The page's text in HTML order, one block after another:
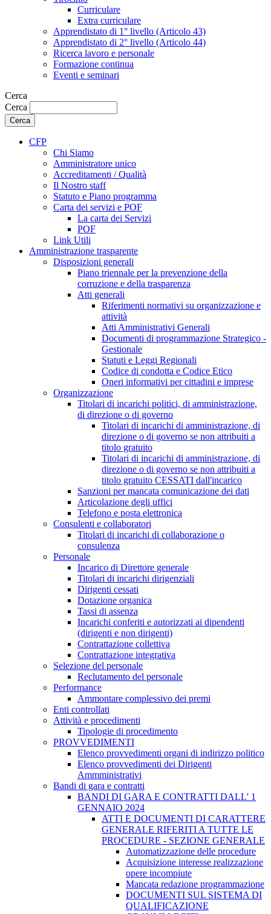
Curriculare
Extra curriculare
Apprendistato di 1° livello (Articolo 43)
Apprendistato di 2° livello (Articolo 44)
Ricerca lavoro e personale
Formazione continua
Eventi e seminari
Cerca
Cerca
CFP
Chi Siamo
Amministratore unico
Accreditamenti / Qualità
Il Nostro staff
Statuto e Piano programma
Carta dei servizi e POF
La carta dei Servizi
POF
Link Utili
Amministrazione trasparente
Disposizioni generali
Piano triennale per la prevenzione della
corruzione e della trasparenza
Atti generali
Riferimenti normativi su organizzazione e
attività
Atti Amministrativi Generali
Documenti di programmazione Strategico -
Gestionale
Statuti e Leggi Regionali
Codice di condotta e Codice Etico
Oneri informativi per cittadini e imprese
Organizzazione
Titolari di incarichi politici, di amministrazione,
di direzione o di governo
Titolari di incarichi di amministrazione, di
direzione o di governo se non attribuiti a
titolo gratuito
Titolari di incarichi di amministrazione, di
direzione o di governo se non attribuiti a
titolo gratuito CESSATI dall'incarico
Sanzioni per mancata comunicazione dei dati
Articolazione degli uffici
Telefono e posta elettronica
Consulenti e collaboratori
Titolari di incarichi di collaborazione o
consulenza
Personale
Incarico di Direttore generale
Titolari di incarichi dirigenziali
Dirigenti cessati
Dotazione organica
Tassi di assenza
Incarichi conferiti e autorizzati ai dipendenti
(dirigenti e non dirigenti)
Contrattazione collettiva
Contrattazione integrativa
Selezione del personale
Reclutamento del personale
Performance
Ammontare complessivo dei premi
Enti controllati
Attività e procedimenti
Tipologie di procedimento
PROVVEDIMENTI
Elenco provvedimenti organi di indirizzo politico
Elenco provvedimenti dei Dirigenti
Ammministrativi
Bandi di gara e contratti
BANDI DI GARA E CONTRATTI DALL' 1
GENNAIO 2024
ATTI E DOCUMENTI DI CARATTERE
GENERALE RIFERITI A TUTTE LE
PROCEDURE - SEZIONE GENERALE
Automatizzazione delle procedure
Acquisizione interesse realizzazione
opere incompiute
Mancata redazione programmazione
DOCUMENTI SUL SISTEMA DI
QUALIFICAZIONE